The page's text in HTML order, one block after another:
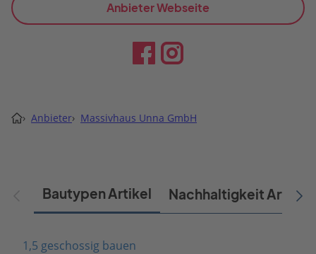
Anbieter Webseite
› Anbieter› Massivhaus Unna GmbH
Bautypen Artikel Nachhaltigkeit Artikel
1,5 geschossig bauen